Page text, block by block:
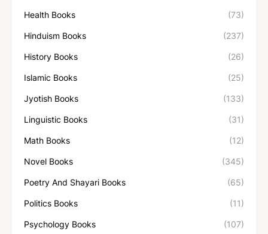
Health Books (73)
Hinduism Books (237)
History Books (26)
Islamic Books (25)
Jyotish Books (133)
Linguistic Books (31)
Math Books (12)
Novel Books (345)
Poetry And Shayari Books (65)
Politics Books (11)
Psychology Books (107)